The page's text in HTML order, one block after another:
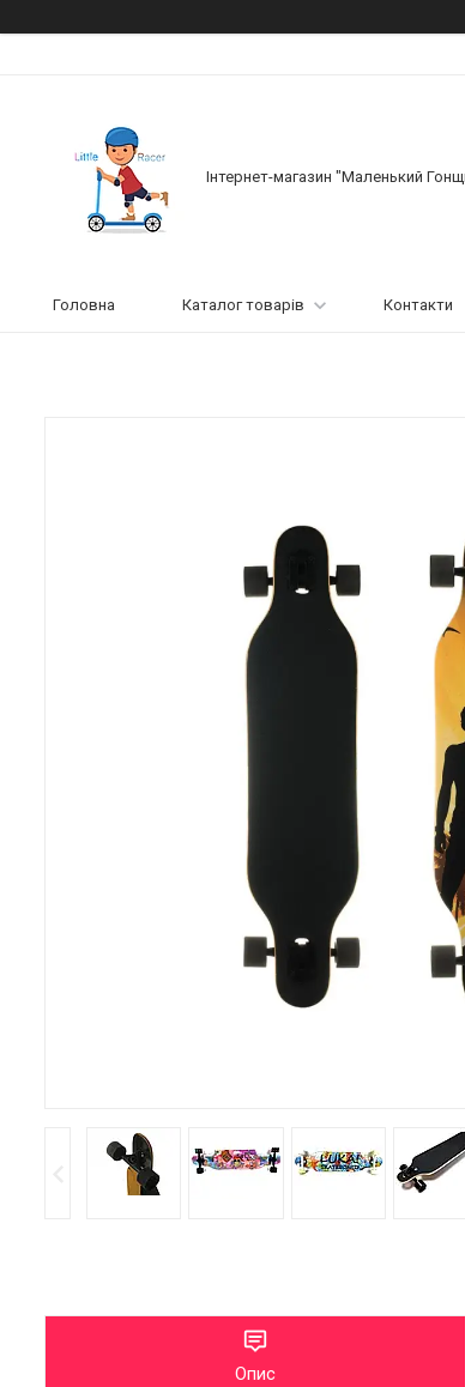
Інтернет-магазин "Маленький
Головна Каталог товарів Контакти
Опис